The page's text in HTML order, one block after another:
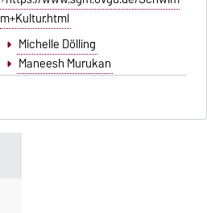
m+Kultur.html
Michelle Dölling
Maneesh Murukan